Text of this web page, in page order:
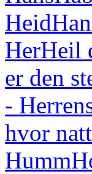
Heid
HerHeil
er den
-
hvor
Humm